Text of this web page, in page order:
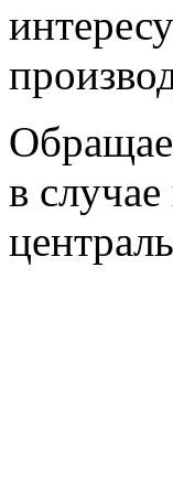
в случае